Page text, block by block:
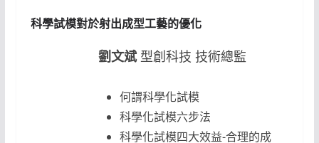
科學試模對於射出成型工藝的優化
劉文斌型創科技 技術總監
何謂科學化試模
科學化試模六步法
科學化試模四大效益-合理的成